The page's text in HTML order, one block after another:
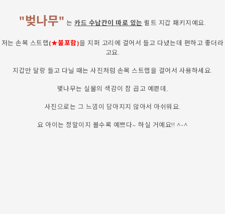
"벚나무" 는 카드 수납칸이 따로 있는 퀼트 지갑 패키지예요.
저는 손목 스트랩(★불포함)을 지퍼 고리에 걸어서 들고 다녔는데 편하고 좋더라
고요.
지갑만 달랑 들고 다닐 때는 사진처럼 손목 스트랩을 걸어서 사용하세요.
벚나무는 실물의 색감이 참 곱고 예쁜데,
사진으로는 그 느낌이 담아지지 않아서 아쉬워요.
요 아이는 정말이지 볼수록 예쁘다~ 하실 거예요!! ^-^